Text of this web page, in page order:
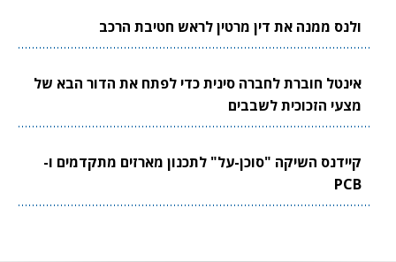
ולנס ממנה את דין מרטין לראש חטיבת הרכב
אינטל חוברת לחברה סינית כדי לפתח את הדור הבא של
מצעי הזכוכית לשבבים
קיידנס השיקה "סוכן-על" לתכנון מארזים מתקדמים ו-
PCB